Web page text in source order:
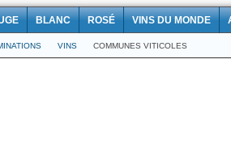
BLANC ROSÉ VINS DU MONDE
VINS COMMUNES VITICOLES